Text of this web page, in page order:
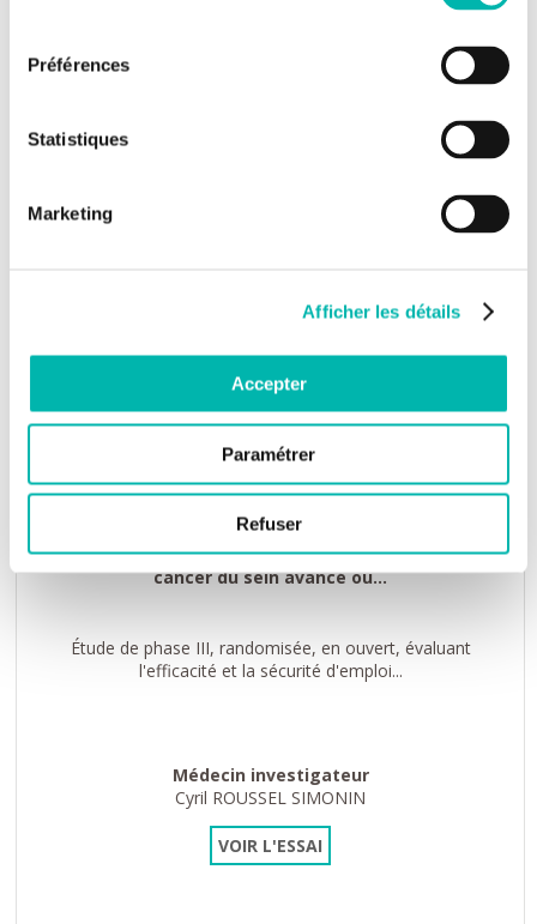
Préférences
Statistiques
Marketing
Afficher les détails
Accepter
Paramétrer
Refuser
Beamion BCGC-1: Étude visant à trouver une dose
appropriée de zongertinib, utilisé seul et en...
Barbara PISTILLI
CSET 4308
Étude clinique chez des personnes atteintes d’un
cancer du sein avancé ou...
Étude de phase III, randomisée, en ouvert, évaluant
l'efficacité et la sécurité d'emploi...
Médecin investigateur
Cyril ROUSSEL SIMONIN
VOIR L'ESSAI